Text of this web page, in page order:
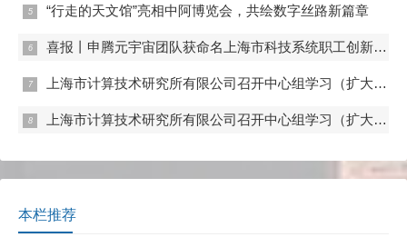
“行走的天文馆”亮相中阿博览会，共绘数字丝路新篇章
喜报丨申腾元宇宙团队获命名上海市科技系统职工创新工作室
上海市计算技术研究所有限公司召开中心组学习（扩大）会——专题学习内控管理
上海市计算技术研究所有限公司召开中心组学习（扩大）会——专题学习数据流通与数据合规 数据产权与公共数据授权运营
本栏推荐